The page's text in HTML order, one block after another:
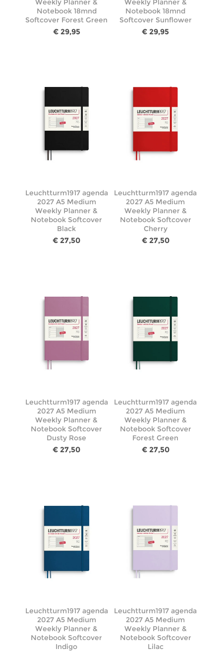
Weekly Planner &
Notebook 18mnd
Softcover Forest Green
€ 29,95
Weekly Planner &
Notebook 18mnd
Softcover Sunflower
€ 29,95
Leuchtturm1917 agenda
2027 A5 Medium
Weekly Planner &
Notebook Softcover
Black
€ 27,50
Leuchtturm1917 agenda
2027 A5 Medium
Weekly Planner &
Notebook Softcover
Cherry
€ 27,50
Leuchtturm1917 agenda
2027 A5 Medium
Weekly Planner &
Notebook Softcover
Dusty Rose
€ 27,50
Leuchtturm1917 agenda
2027 A5 Medium
Weekly Planner &
Notebook Softcover
Forest Green
€ 27,50
Leuchtturm1917 agenda
2027 A5 Medium
Weekly Planner &
Notebook Softcover
Indigo
Leuchtturm1917 agenda
2027 A5 Medium
Weekly Planner &
Notebook Softcover
Lilac